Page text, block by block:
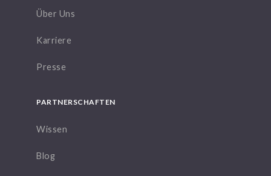
Über Uns
Karriere
Presse
PARTNERSCHAFTEN
Wissen
Blog